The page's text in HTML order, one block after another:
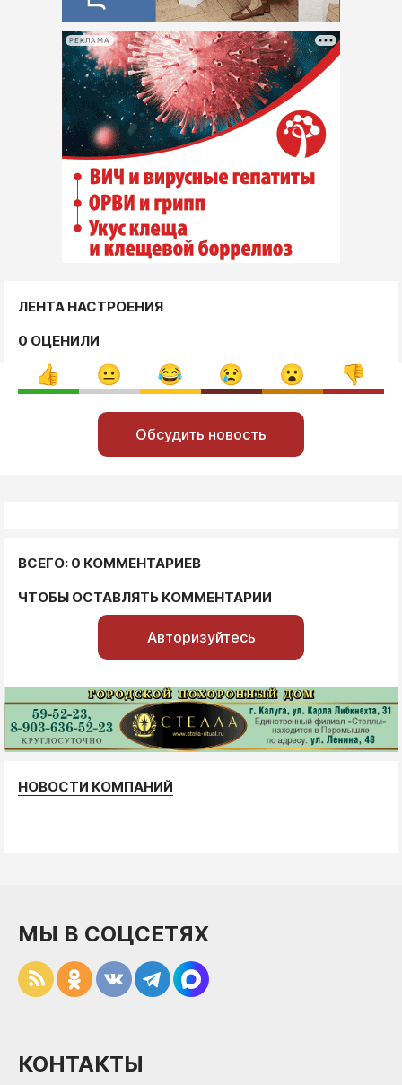
РЕКЛАМА
ЛЕНТА НАСТРОЕНИЯ
0 ОЦЕНИЛИ
Обсудить новость
ВСЕГО: 0 КОММЕНТАРИЕВ
ЧТОБЫ ОСТАВЛЯТЬ КОММЕНТАРИИ
Авторизуйтесь
НОВОСТИ КОМПАНИЙ
МЫ В СОЦСЕТЯХ
КОНТАКТЫ